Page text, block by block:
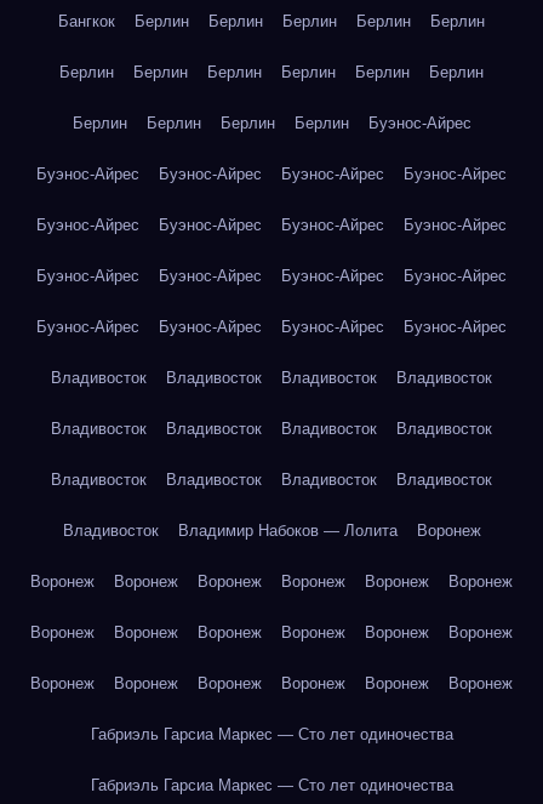
Бангкок Берлин Берлин Берлин Берлин Берлин
Берлин Берлин Берлин Берлин Берлин Берлин
Берлин Берлин Берлин Берлин Буэнос-Айрес
Буэнос-Айрес Буэнос-Айрес Буэнос-Айрес Буэнос-Айрес
Буэнос-Айрес Буэнос-Айрес Буэнос-Айрес Буэнос-Айрес
Буэнос-Айрес Буэнос-Айрес Буэнос-Айрес Буэнос-Айрес
Буэнос-Айрес Буэнос-Айрес Буэнос-Айрес Буэнос-Айрес
Владивосток Владивосток Владивосток Владивосток
Владивосток Владивосток Владивосток Владивосток
Владивосток Владивосток Владивосток Владивосток
Владивосток Владимир Набоков — Лолита Воронеж
Воронеж Воронеж Воронеж Воронеж Воронеж Воронеж
Воронеж Воронеж Воронеж Воронеж Воронеж Воронеж
Воронеж Воронеж Воронеж Воронеж Воронеж Воронеж
Габриэль Гарсиа Маркес — Сто лет одиночества
Габриэль Гарсиа Маркес — Сто лет одиночества